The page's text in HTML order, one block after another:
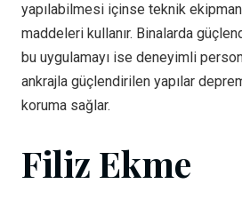
yapılabilmesi içinse teknik
maddeleri kullanır. Binalarda
bu uygulamayı ise deneyimli
ankrajla güçlendirilen yapılar
koruma sağlar.
Filiz Ekme